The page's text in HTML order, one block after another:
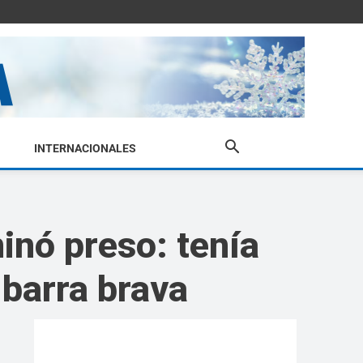
INTERNACIONALES
preso: tenía
brava